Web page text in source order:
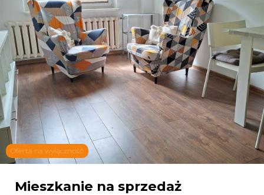
Oferta na wyłączność
Mieszkanie na sprzedaż